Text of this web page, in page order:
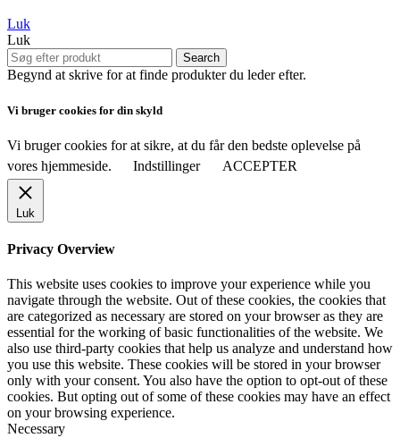
Luk
Luk
Search
Begynd at skrive for at finde produkter du leder efter.
Vi bruger cookies for din skyld
Vi bruger cookies for at sikre, at du får den bedste oplevelse på
vores hjemmeside.
Indstillinger ACCEPTER
Luk
Privacy Overview
This website uses cookies to improve your experience while you
navigate through the website. Out of these cookies, the cookies that
are categorized as necessary are stored on your browser as they are
essential for the working of basic functionalities of the website. We
also use third-party cookies that help us analyze and understand how
you use this website. These cookies will be stored in your browser
only with your consent. You also have the option to opt-out of these
cookies. But opting out of some of these cookies may have an effect
on your browsing experience.
Necessary